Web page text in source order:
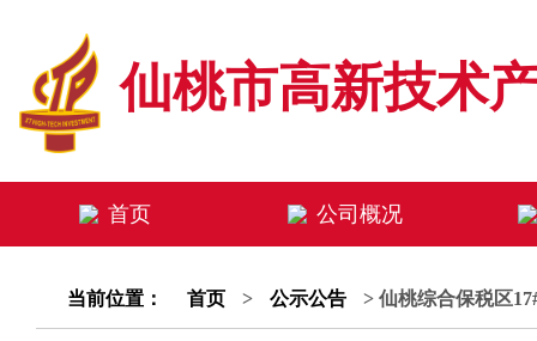
仙桃市高新技术
首页 公司概况
当前位置： 首页 > 公示公告 > 仙桃综合保税区